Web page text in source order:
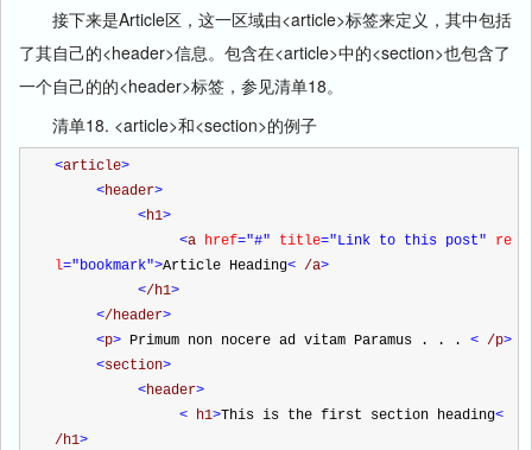
接下来是Article区，这一区域由<article>标签来定义，其中包括
了其自己的<header>信息。包含在<article>中的<section>也包含了
一个自己的的<header>标签，参见清单18。
清单18. <article>和<section>的例子
<article>
<header>
<h1>
<a href="#" title="Link to this post" re
l="bookmark">Article Heading< /a>
</h1>
</header>
<p> Primum non nocere ad vitam Paramus . . . < /p>
<section>
<header>
< h1>This is the first section heading<
/h1>